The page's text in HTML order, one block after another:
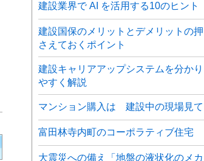
建設業界で AI を活用する10のヒント
建設国保のメリットとデメリットの押
さえておくポイント
建設キャリアアップシステムを分かり
やすく解説
マンション購入は 建設中の現場見て
富田林寺内町のコーポラティブ住宅
大震災への備え「地盤の液状化のメカ